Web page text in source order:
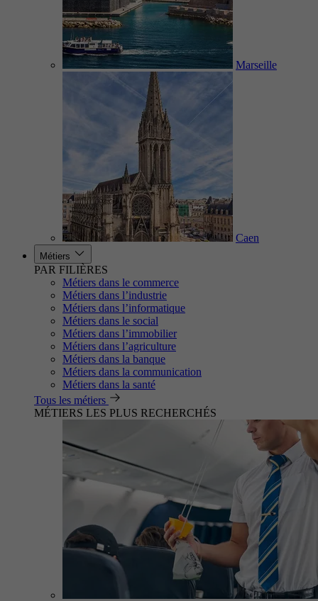
Marseille
Caen
Métiers
PAR FILIÈRES
Métiers dans le commerce
Métiers dans l’industrie
Métiers dans l’informatique
Métiers dans le social
Métiers dans l’immobilier
Métiers dans l’agriculture
Métiers dans la banque
Métiers dans la communication
Métiers dans la santé
Tous les métiers
MÉTIERS LES PLUS RECHERCHÉS